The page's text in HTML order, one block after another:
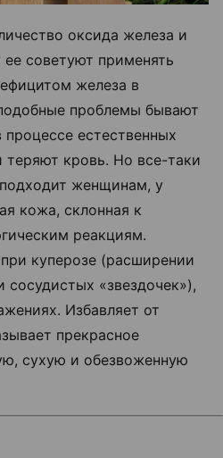
оксида железа и
советуют применять
железа в
проблемы бывают
процессе естественных
кровь. Но все-таки
женщинам, у
кожа, склонная к
реакциям.
куперозе (расширении
сосудистых «звездочек»),
Избавляет от
прекрасное
сухую и обезвоженную